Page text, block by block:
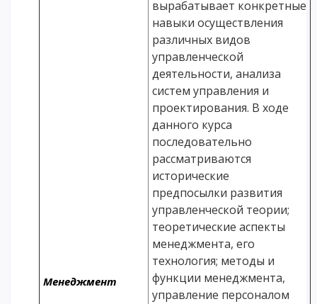
Менеджмент
вырабатывает конкретные
навыки осуществления
различных видов
управленческой
деятельности, анализа
систем управления и
проектирования. В ходе
данного курса
последовательно
рассматриваются
исторические
предпосылки развития
управленческой теории;
теоретические аспекты
менеджмента, его
технология; методы и
функции менеджмента,
управление персоналом